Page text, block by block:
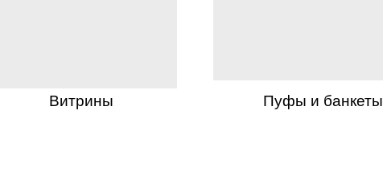
Витрины Пуфы и банкеты